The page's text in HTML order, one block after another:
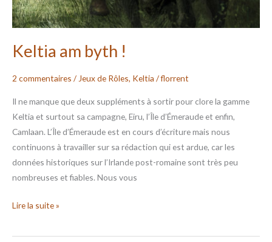
Keltia am byth !
2 commentaires / Jeux de Rôles, Keltia /florrent
Il ne manque que deux suppléments à sortir pour clore la gamme
Keltia et surtout sa campagne, Eiru, l’Île d’Émeraude et enfin,
Camlaan. L’Île d’Émeraude est en cours d’écriture mais nous
continuons à travailler sur sa rédaction qui est ardue, car les
données historiques sur l’Irlande post-romaine sont très peu
nombreuses et fiables. Nous vous
Lire la suite »